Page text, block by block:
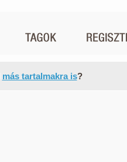
más tartalmakra is?